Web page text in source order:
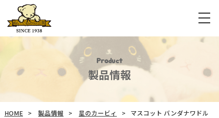
Product
製品情報
HOME 製品情報 星のカービィ
マスコット バンダナワドル